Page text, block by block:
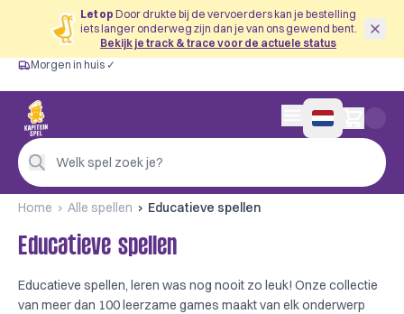
Let op Door drukte bij de vervoerders kan je bestelling
iets langer onderweg zijn dan je van ons gewend bent.
Bekijk je track & trace voor de actuele status
Gratis vanaf €60
Morgen in huis ✓
Persoonlijk advies
4,9/5 —
Morgen in huis ✓
Welk spel zoek je?
0 artikelen in
Home Alle spellen Educatieve spellen
Educatieve spellen
Educatieve spellen, leren was nog nooit zo leuk! Onze collectie
van meer dan 100 leerzame games maakt van elk onderwerp